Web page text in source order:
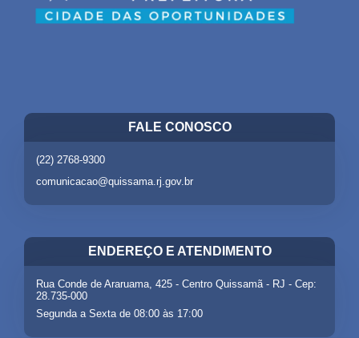
FALE CONOSCO
(22) 2768-9300
comunicacao@quissama.rj.gov.br
ENDEREÇO E ATENDIMENTO
Rua Conde de Araruama, 425 - Centro Quissamã - RJ - Cep:
28.735-000
Segunda a Sexta de 08:00 às 17:00